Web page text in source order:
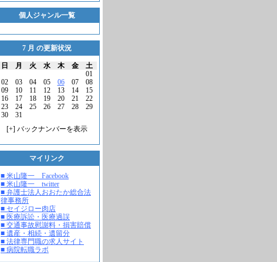
個人ジャンル一覧
7 月 の更新状況
日 月 火 水 木 金
土
01
02
03 04 05 06 07
08
09
10 11 12 13 14
15
16
17 18 19 20 21
22
23
24 25 26 27 28
29
30
31
[+] バックナンバーを表示
マイリンク
■ 米山隆一 Facebook
■ 米山隆一 twitter
■ 弁護士法人おおたか総合法
律事務所
■ セイジロー肉店
■ 医療訴訟・医療過誤
■ 交通事故慰謝料・損害賠償
■ 遺産・相続・遺留分
■ 法律専門職の求人サイト
■ 病院転職ラボ